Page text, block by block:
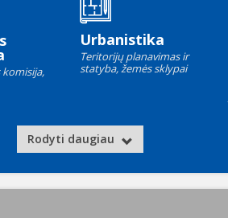
Urbanistika
Teritorijų planavimas ir
statyba, žemės sklypai
Rodyti daugiau